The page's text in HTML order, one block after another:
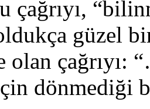
çağrıyı,
güzel
olan
dönmediği